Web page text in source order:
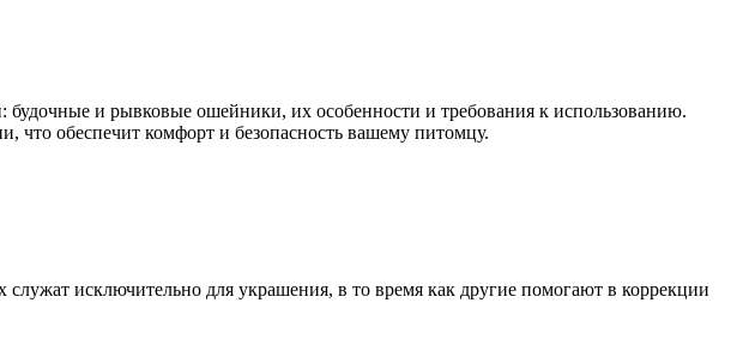
и рывковые ошейники, их особенности и требования к использованию.
что обеспечит комфорт и безопасность вашему питомцу.
исключительно для украшения, в то время как другие помогают в коррекции